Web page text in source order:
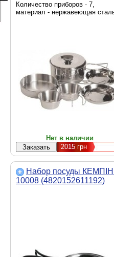
Количество приборов - 7,
материал - нержавеющая
Нет в наличии
2015 грн
Набор посуды
10008 (4820152611192)